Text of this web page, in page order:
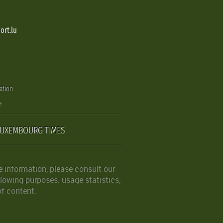
TIMES
information, please consult our
purposes: usage statistics,
content.